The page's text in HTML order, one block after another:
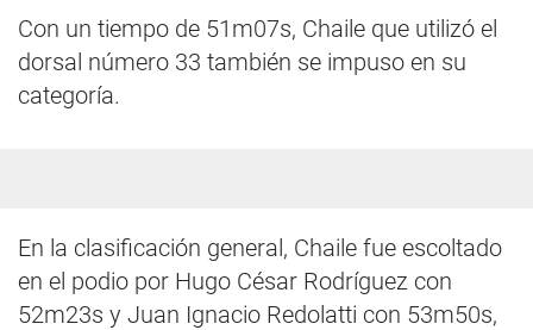
Con un tiempo de 51m07s, Chaile que utilizó el
dorsal número 33 también se impuso en su
categoría.
En la clasificación general, Chaile fue escoltado
en el podio por Hugo César Rodríguez con
52m23s y Juan Ignacio Redolatti con 53m50s,